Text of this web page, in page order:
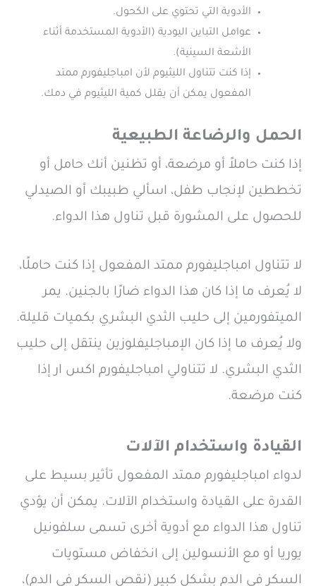
الأدوية التي تحتوي على الكحول.
عوامل التباين اليودية (الأدوية المستخدمة أثناء
الأشعة السينية).
إذا كنت تتناول الليثيوم لأن امباجليفورم ممتد
المفعول يمكن أن يقلل كمية الليثيوم في دمك.
الحمل والرضاعة الطبيعية
إذا كنت حاملاً أو مرضعة، أو تظنين أنك حامل أو
تخططين لإنجاب طفل، اسألي طبيبك أو الصيدلي
للحصول على المشورة قبل تناول هذا الدواء.
لا تتناول امباجليفورم ممتد المفعول إذا كنت حاملًا،
لا يُعرف ما إذا كان هذا الدواء ضارًا بالجنين. يمر
الميتفورمين إلى حليب الثدي البشري بكميات قليلة.
ولا يُعرف ما إذا كان الإمباجليفلوزين ينتقل إلى حليب
الثدي البشري. لا تتناولي امباجليفورم اكس ار إذا
كنت مرضعة.
القيادة واستخدام الآلات
لدواء امباجليفورم ممتد المفعول تأثير بسيط على
القدرة على القيادة واستخدام الآلات. يمكن أن يؤدي
تناول هذا الدواء مع أدوية أخرى تسمى سلفونيل
يوريا أو مع الأنسولين إلى انخفاض مستويات
السكر في الدم بشكل كبير (نقص السكر في الدم)،